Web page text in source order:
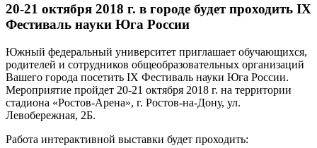
20-21 октября 2018 г. в городе будет проходить IX
Фестиваль науки Юга России
Южный федеральный университет приглашает обучающихся,
родителей и сотрудников общеобразовательных организаций
Вашего города посетить IX Фестиваль науки Юга России.
Мероприятие пройдет 20-21 октября 2018 г. на территории
стадиона «Ростов-Арена», г. Ростов-на-Дону, ул.
Левобережная, 2Б.
Работа интерактивной выставки будет проходить: